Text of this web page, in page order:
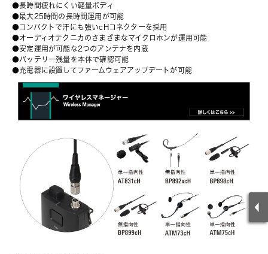
●長時間疲れにくい軽量ボディ
●最大25時間の長時間運用が可能
●コンパクトで汗にも強いcHコネクターを採用
●オーディオテクニカのさまざまなマイクロホンが運用可能
●安定運用が可能な2つのアンテナを内蔵
●バッテリー残量を本体で確認可能
●充電器に設置してファームウェアアップデートが可能